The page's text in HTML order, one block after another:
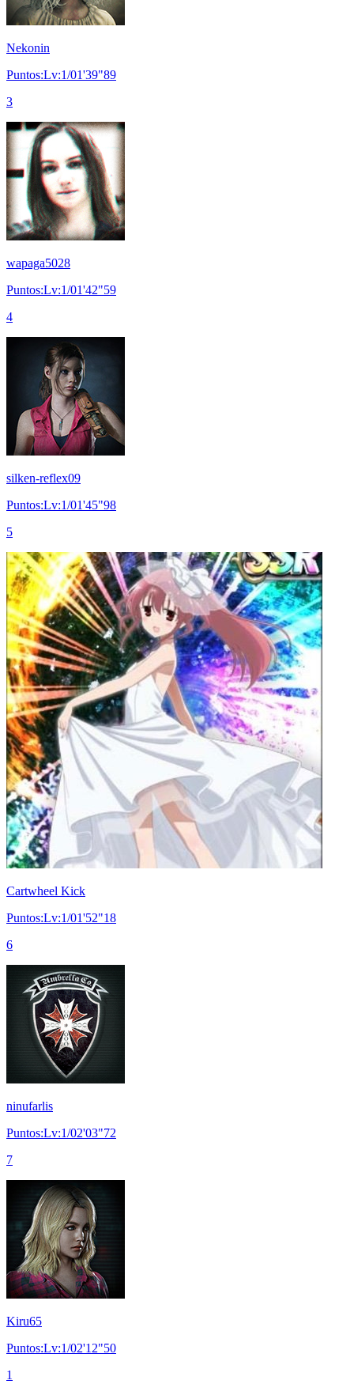
Nekonin
Puntos:Lv:1/01'39"89
3
wapaga5028
Puntos:Lv:1/01'42"59
4
silken-reflex09
Puntos:Lv:1/01'45"98
5
Cartwheel Kick
Puntos:Lv:1/01'52"18
6
ninufarlis
Puntos:Lv:1/02'03"72
7
Kiru65
Puntos:Lv:1/02'12"50
1